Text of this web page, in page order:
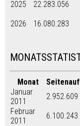
2025
22.283.056
2026
16.080.283
Monat
Januar
2011
2.952.609
Februar
2011
6.100.243